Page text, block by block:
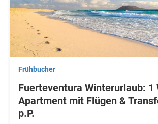
Frühbucher
Fuerteventura Winterurlaub: 1
Apartment mit Flügen &
p.P.